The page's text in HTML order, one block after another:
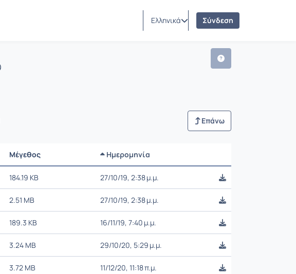
Ελληνικά Σύνδεση
Επάνω
Μέγεθος Ημερομηνία
184.19 KB 27/10/19, 2:38 μ.μ.
2.51 MB 27/10/19, 2:38 μ.μ.
189.3 KB 16/11/19, 7:40 μ.μ.
3.24 MB 29/10/20, 5:29 μ.μ.
3.72 MB 11/12/20, 11:18 π.μ.